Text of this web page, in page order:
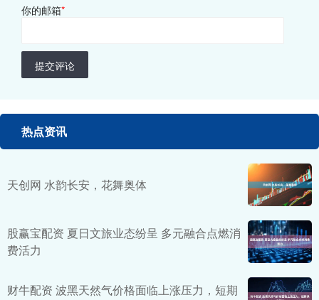
你的邮箱*
提交评论
热点资讯
天创网 水韵长安，花舞奥体
股赢宝配资 夏日文旅业态纷呈 多元融合点燃消
费活力
财牛配资 波黑天然气价格面临上涨压力，短期